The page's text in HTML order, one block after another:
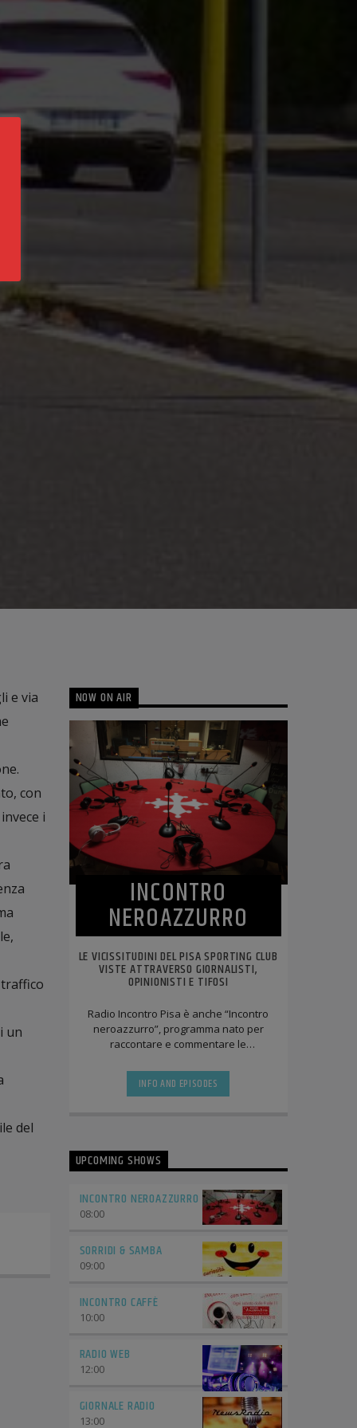
e via
con
i
un
del
NOW ON AIR
INCONTRO
NEROAZZURRO
LE VICISSITUDINI DEL PISA SPORTING CLUB
VISTE ATTRAVERSO GIORNALISTI,
OPINIONISTI E TIFOSI
Radio Incontro Pisa è anche “Incontro
neroazzurro”, programma nato per
raccontare e commentare le
INFO AND EPISODES
UPCOMING SHOWS
INCONTRO NEROAZZURRO
08:00
SORRIDI & SAMBA
09:00
INCONTRO CAFFÈ
10:00
RADIO WEB
12:00
GIORNALE RADIO
13:00